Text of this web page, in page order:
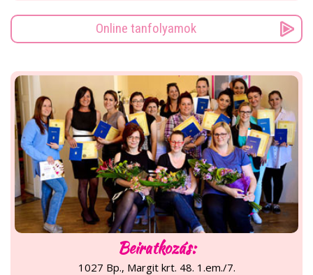
Online tanfolyamok
Beiratkozás:
1027 Bp., Margit krt. 48. 1.em./7.